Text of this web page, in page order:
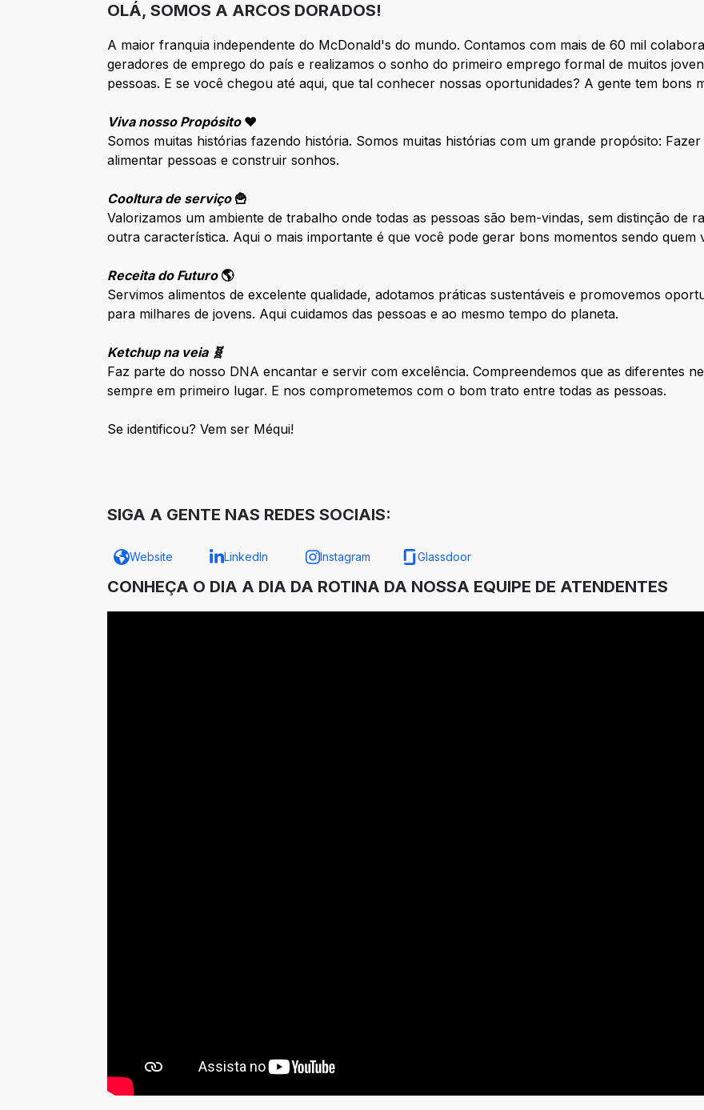
OLÁ, SOMOS A ARCOS DORADOS!
A maior franquia independente do McDonald's do mundo. Contamos com mais de 60 mil
geradores de emprego do país e realizamos o sonho do primeiro emprego formal de muitos
pessoas. E se você chegou até aqui, que tal conhecer nossas oportunidades? A gente tem bons
Viva nosso Propósito ❤️
Somos muitas histórias fazendo história. Somos muitas histórias com um grande propósito:
alimentar pessoas e construir sonhos.
Cooltura de serviço 🍟
Valorizamos um ambiente de trabalho onde todas as pessoas são bem-vindas, sem distinção de
outra característica. Aqui o mais importante é que você pode gerar bons momentos sendo quem
Receita do Futuro 🌎
Servimos alimentos de excelente qualidade, adotamos práticas sustentáveis e promovemos
para milhares de jovens. Aqui cuidamos das pessoas e ao mesmo tempo do planeta.
Ketchup na veia 🧬
Faz parte do nosso DNA encantar e servir com excelência. Compreendemos que as diferentes
sempre em primeiro lugar. E nos comprometemos com o bom trato entre todas as pessoas.
Se identificou? Vem ser Méqui!
SIGA A GENTE NAS REDES SOCIAIS:
Website LinkedIn Instagram Glassdoor
CONHEÇA O DIA A DIA DA ROTINA DA NOSSA EQUIPE DE ATENDENTES